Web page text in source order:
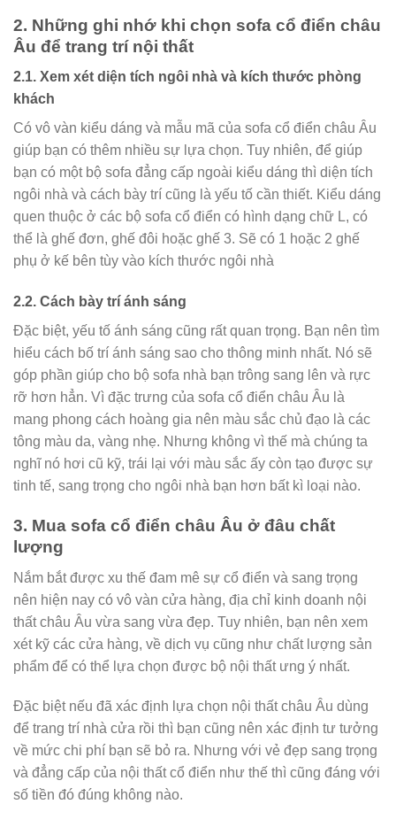
2. Những ghi nhớ khi chọn sofa cổ điển châu
Âu để trang trí nội thất
2.1. Xem xét diện tích ngôi nhà và kích thước phòng
khách
Có vô vàn kiểu dáng và mẫu mã của sofa cổ điển châu Âu
giúp bạn có thêm nhiều sự lựa chọn. Tuy nhiên, để giúp
bạn có một bộ sofa đẳng cấp ngoài kiểu dáng thì diện tích
ngôi nhà và cách bày trí cũng là yếu tố cần thiết. Kiểu dáng
quen thuộc ở các bộ sofa cổ điển có hình dạng chữ L, có
thể là ghế đơn, ghế đôi hoặc ghế 3. Sẽ có 1 hoặc 2 ghế
phụ ở kế bên tùy vào kích thước ngôi nhà
2.2. Cách bày trí ánh sáng
Đặc biệt, yếu tố ánh sáng cũng rất quan trọng. Bạn nên tìm
hiểu cách bố trí ánh sáng sao cho thông minh nhất. Nó sẽ
góp phần giúp cho bộ sofa nhà bạn trông sang lên và rực
rỡ hơn hẳn. Vì đặc trưng của sofa cổ điển châu Âu là
mang phong cách hoàng gia nên màu sắc chủ đạo là các
tông màu da, vàng nhẹ. Nhưng không vì thế mà chúng ta
nghĩ nó hơi cũ kỹ, trái lại với màu sắc ấy còn tạo được sự
tinh tế, sang trọng cho ngôi nhà bạn hơn bất kì loại nào.
3. Mua sofa cổ điển châu Âu ở đâu chất
lượng
Nắm bắt được xu thế đam mê sự cổ điển và sang trọng
nên hiện nay có vô vàn cửa hàng, địa chỉ kinh doanh nội
thất châu Âu vừa sang vừa đẹp. Tuy nhiên, bạn nên xem
xét kỹ các cửa hàng, về dịch vụ cũng như chất lượng sản
phẩm để có thể lựa chọn được bộ nội thất ưng ý nhất.
Đặc biệt nếu đã xác định lựa chọn nội thất châu Âu dùng
để trang trí nhà cửa rồi thì bạn cũng nên xác định tư tưởng
về mức chi phí bạn sẽ bỏ ra. Nhưng với vẻ đẹp sang trọng
và đẳng cấp của nội thất cổ điển như thế thì cũng đáng với
số tiền đó đúng không nào.